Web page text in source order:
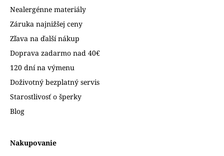
Nealergénne materiály
Záruka najnižšej ceny
Zľava na ďalší nákup
Doprava zadarmo nad 40€
120 dní na výmenu
Doživotný bezplatný servis
Starostlivosť o šperky
Blog
Nakupovanie